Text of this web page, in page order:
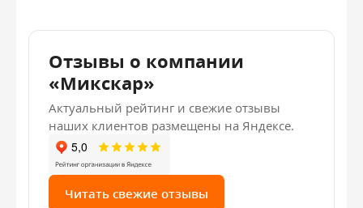
Отзывы о компании
«Микскар»
Актуальный рейтинг и свежие отзывы
наших клиентов размещены на Яндексе.
Читать свежие отзывы